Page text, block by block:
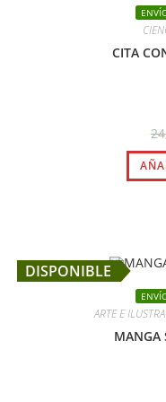
CITA
DISPONIBLE
ARTE E
MANGA